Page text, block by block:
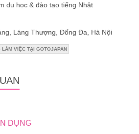
du học & đào tạo tiếng Nhật
Láng Thượng, Đống Đa, Hà Nội
LÀM VIỆC TẠI GOTOJAPAN
DỤNG